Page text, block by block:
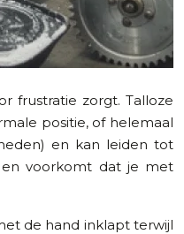
frustratie zorgt. Talloze
positie, of helemaal
en kan leiden tot
en voorkomt dat je met
de hand inklapt terwijl